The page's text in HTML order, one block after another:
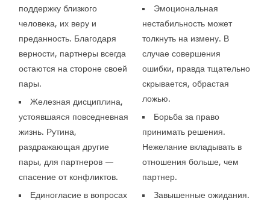
поддержку близкого
человека, их веру и
преданность. Благодаря
верности, партнеры всегда
остаются на стороне своей
пары.
Железная дисциплина,
устоявшаяся повседневная
жизнь. Рутина,
раздражающая другие
пары, для партнеров —
спасение от конфликтов.
Единогласие в вопросах
Эмоциональная
нестабильность может
толкнуть на измену. В
случае совершения
ошибки, правда тщательно
скрывается, обрастая
ложью.
Борьба за право
принимать решения.
Нежелание вкладывать в
отношения больше, чем
партнер.
Завышенные ожидания.